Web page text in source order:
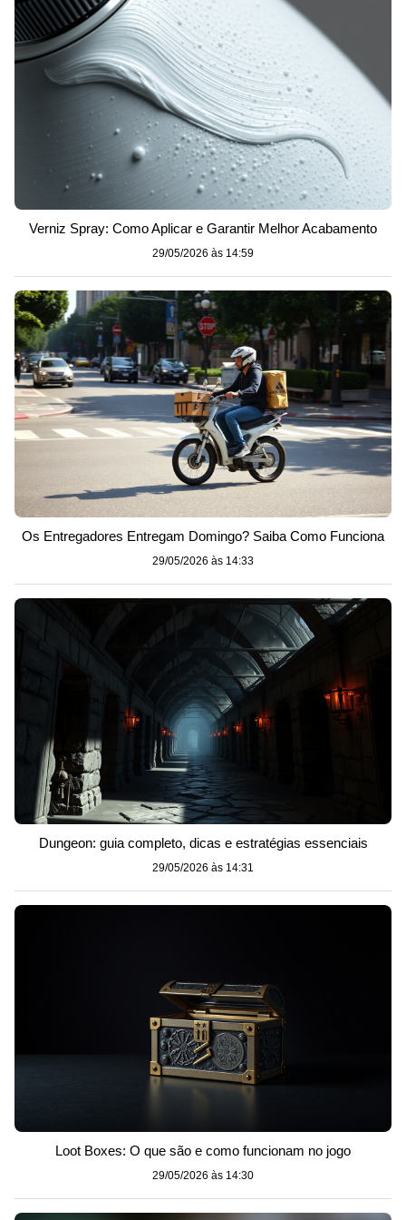
Verniz Spray: Como Aplicar e Garantir Melhor Acabamento
29/05/2026 às 14:59
Os Entregadores Entregam Domingo? Saiba Como Funciona
29/05/2026 às 14:33
Dungeon: guia completo, dicas e estratégias essenciais
29/05/2026 às 14:31
Loot Boxes: O que são e como funcionam no jogo
29/05/2026 às 14:30